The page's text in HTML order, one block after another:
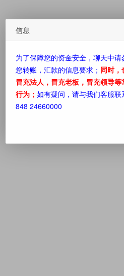
信息
为了保障您的资金安全，聊天中
您转账，汇款的信息要求； 同时，
冒充法人，冒充老板，冒充领导
行为； 如有疑问，请与我们客服
848 24660000